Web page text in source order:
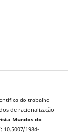
do trabalho
de racionalização
Mundos do
10.5007/1984-